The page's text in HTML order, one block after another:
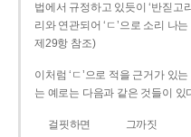
법에서 규정하고 있듯이 ‘반짇고
리와 연관되어 ‘ㄷ’으로 소리 나
제29항 참조)
이처럼 ‘ㄷ’으로 적을 근거가 있
는 예로는 다음과 같은 것들이 있
걸핏하면 그까짓